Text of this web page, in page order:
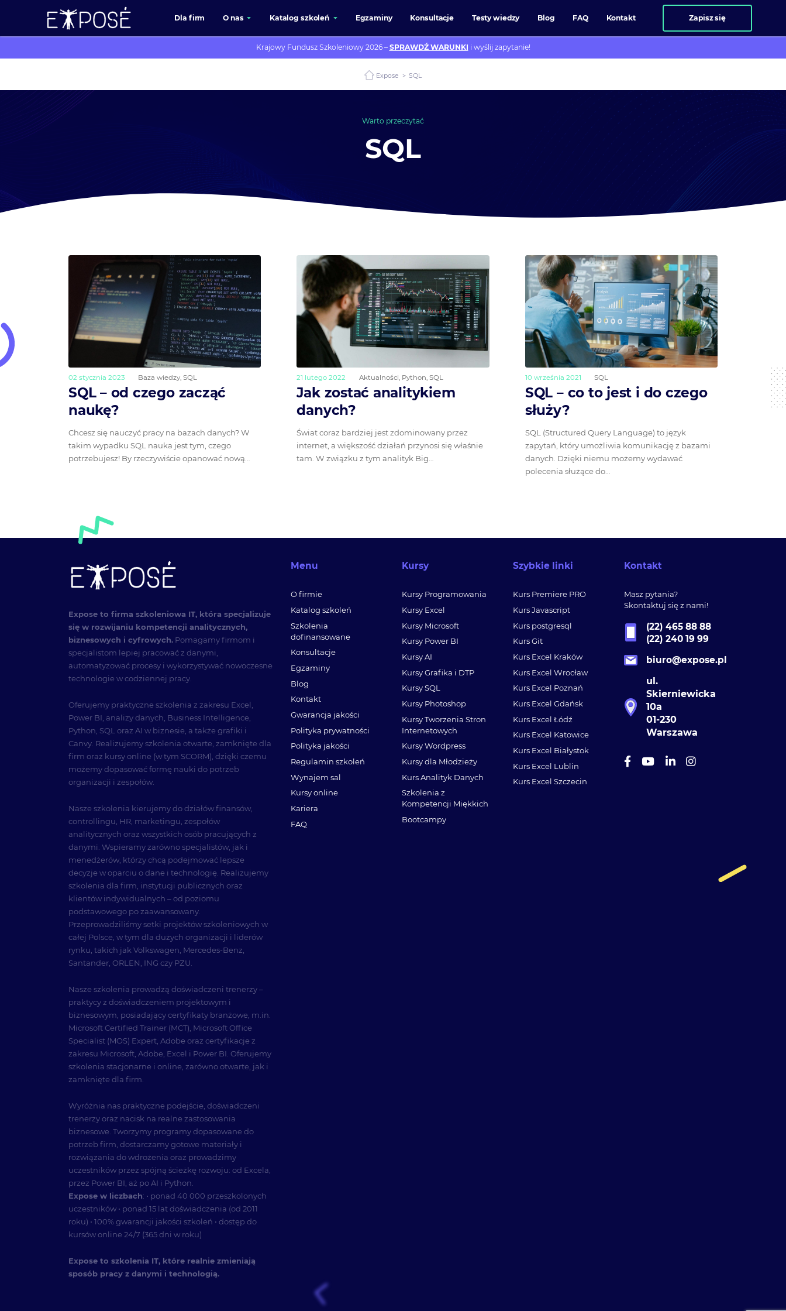
Dla firm O nas Katalog szkoleń Egzaminy Konsultacje Testy wiedzy Blog FAQ Kontakt Zapisz się
Krajowy Fundusz Szkoleniowy 2026 – SPRAWDŹ WARUNKI i wyślij zapytanie!
Expose > SQL
Warto przeczytać
SQL
02 stycznia 2023 Baza wiedzy,SQL
SQL – od czego zacząć
naukę?
Chcesz się nauczyć pracy na bazach danych? W
takim wypadku SQL nauka jest tym, czego
potrzebujesz! By rzeczywiście opanować nową…
21 lutego 2022 Aktualności, Python, SQL
Jak zostać analitykiem
danych?
Świat coraz bardziej jest zdominowany przez
internet, a większość działań przynosi się właśnie
tam. W związku z tym analityk Big…
10 września 2021 SQL
SQL – co to jest i do czego
służy?
SQL (Structured Query Language) to język
zapytań, który umożliwia komunikację z bazami
danych. Dzięki niemu możemy wydawać
polecenia służące do…
Expose to firma szkoleniowa IT, która specjalizuje
się w rozwijaniu kompetencji analitycznych,
biznesowych i cyfrowych. Pomagamy firmom i
specjalistom lepiej pracować z danymi,
automatyzować procesy i wykorzystywać nowoczesne
technologie w codziennej pracy.
Oferujemy praktyczne szkolenia z zakresu Excel,
Power BI, analizy danych, Business Intelligence,
Python, SQL oraz AI w biznesie, a także grafiki i
Canvy. Realizujemy szkolenia otwarte, zamknięte dla
firm oraz kursy online (w tym SCORM), dzięki czemu
możemy dopasować formę nauki do potrzeb
organizacji i zespołów.
Nasze szkolenia kierujemy do działów finansów,
controllingu, HR, marketingu, zespołów
analitycznych oraz wszystkich osób pracujących z
danymi. Wspieramy zarówno specjalistów, jak i
menedżerów, którzy chcą podejmować lepsze
decyzje w oparciu o dane i technologię. Realizujemy
szkolenia dla firm, instytucji publicznych oraz
klientów indywidualnych – od poziomu
podstawowego po zaawansowany.
Przeprowadziliśmy setki projektów szkoleniowych w
całej Polsce, w tym dla dużych organizacji i liderów
rynku, takich jak Volkswagen, Mercedes-Benz,
Santander, ORLEN, ING czy PZU.
Nasze szkolenia prowadzą doświadczeni trenerzy –
praktycy z doświadczeniem projektowym i
biznesowym, posiadający certyfikaty branżowe, m.in.
Microsoft Certified Trainer (MCT), Microsoft Office
Specialist (MOS) Expert, Adobe oraz certyfikacje z
zakresu Microsoft, Adobe, Excel i Power BI. Oferujemy
szkolenia stacjonarne i online, zarówno otwarte, jak i
zamknięte dla firm.
Wyróżnia nas praktyczne podejście, doświadczeni
trenerzy oraz nacisk na realne zastosowania
biznesowe. Tworzymy programy dopasowane do
potrzeb firm, dostarczamy gotowe materiały i
rozwiązania do wdrożenia oraz prowadzimy
uczestników przez spójną ścieżkę rozwoju: od Excela,
przez Power BI, aż po AI i Python.
Expose w liczbach: • ponad 40 000 przeszkolonych
uczestników • ponad 15 lat doświadczenia (od 2011
roku) • 100% gwarancji jakości szkoleń • dostęp do
kursów online 24/7 (365 dni w roku)
Expose to szkolenia IT, które realnie zmieniają
sposób pracy z danymi i technologią.
Menu
O firmie
Katalog szkoleń
Szkolenia
dofinansowane
Konsultacje
Egzaminy
Blog
Kontakt
Gwarancja jakości
Polityka prywatności
Polityka jakości
Regulamin szkoleń
Wynajem sal
Kursy online
Kariera
FAQ
Kursy
Kursy Programowania
Kursy Excel
Kursy Microsoft
Kursy Power BI
Kursy AI
Kursy Grafika i DTP
Kursy SQL
Kursy Photoshop
Kursy Tworzenia Stron
Internetowych
Kursy Wordpress
Kursy dla Młodzieży
Kurs Analityk Danych
Szkolenia z
Kompetencji Miękkich
Bootcampy
Szybkie linki
Kurs Premiere PRO
Kurs Javascript
Kurs postgresql
Kurs Git
Kurs Excel Kraków
Kurs Excel Wrocław
Kurs Excel Poznań
Kurs Excel Gdańsk
Kurs Excel Łódź
Kurs Excel Katowice
Kurs Excel Białystok
Kurs Excel Lublin
Kurs Excel Szczecin
Kontakt
Masz pytania?
Skontaktuj się z nami!
(22) 465 88 88
(22) 240 19 99
biuro@expose.pl
ul.
Skierniewicka
10a
01-230
Warszawa